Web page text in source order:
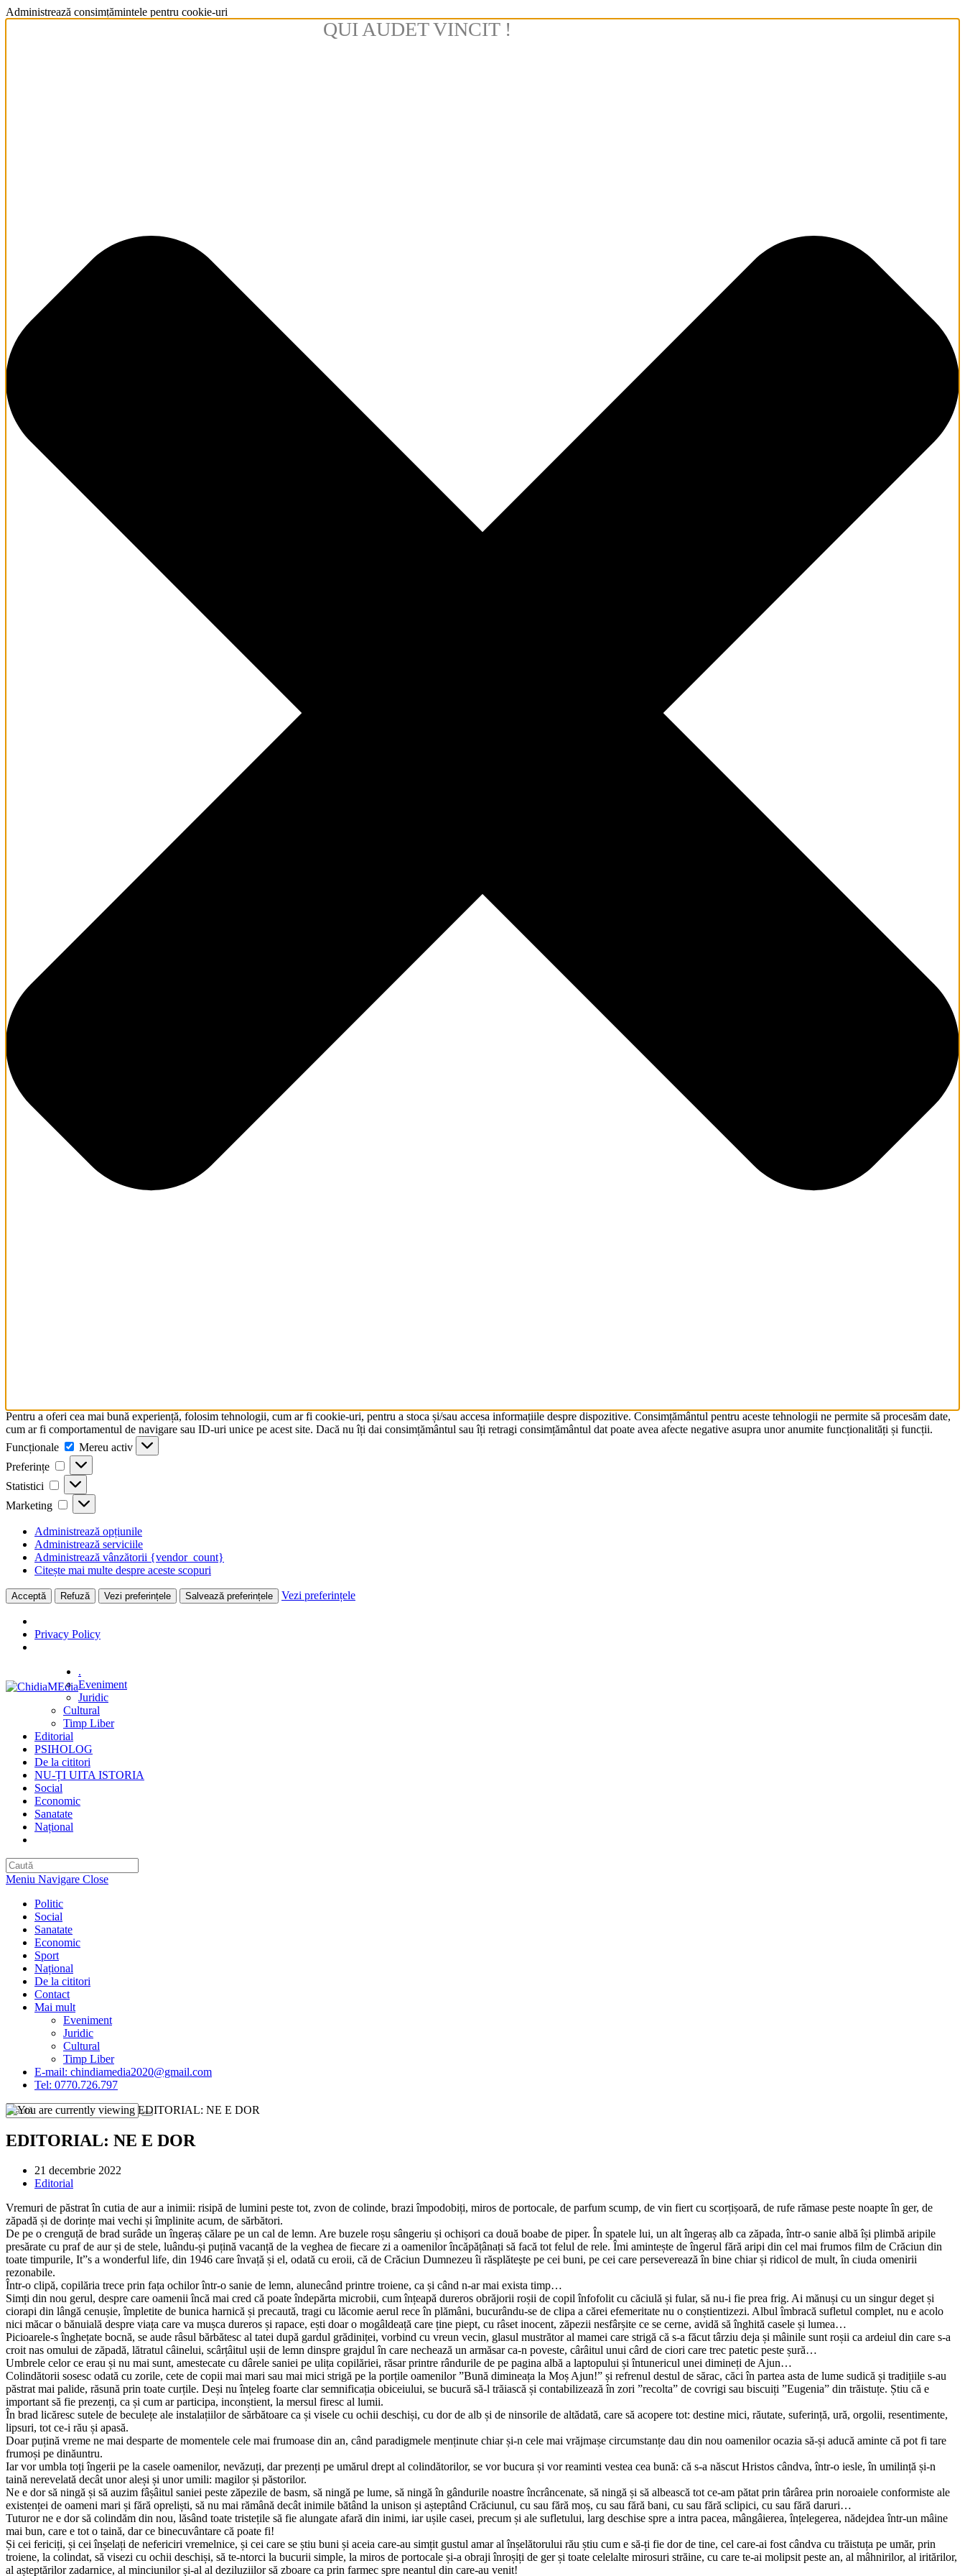
Administrează consimțămintele pentru cookie-uri
Pentru a oferi cea mai bună experiență, folosim tehnologii, cum ar fi cookie-uri, pentru a stoca și/sau accesa informațiile despre dispozitive. Consimțământul pentru aceste tehnologii ne permite să procesăm date,
cum ar fi comportamentul de navigare sau ID-uri unice pe acest site. Dacă nu îți dai consimțământul sau îți retragi consimțământul dat poate avea afecte negative asupra unor anumite funcționalități și funcții.
Funcționale
Funcționale
Mereu activ
Preferințe
Preferințe
Statistici Statistici
Marketing Marketing
Administrează opțiunile
Administrează serviciile
Administrează vânzătorii {vendor_count}
Citește mai multe despre aceste scopuri
Acceptă Refuză Vezi preferințele Salvează preferințele Vezi preferințele
Privacy Policy
to
QUI AUDET VINCIT !
.
Eveniment
Juridic
Cultural
Timp Liber
Editorial
PSIHOLOG
De la cititori
NU-ȚI UITA ISTORIA
Social
Economic
Sanatate
Național
Meniu Navigare Close
Politic
Social
Sanatate
Economic
Sport
Național
De la cititori
Contact
Mai mult
Eveniment
Juridic
Cultural
Timp Liber
E-mail: chindiamedia2020@gmail.com
Tel: 0770.726.797
EDITORIAL: NE E DOR
Post
published:
21 decembrie 2022
Post
Editorial
Vremuri de păstrat în cutia de aur a inimii: risipă de lumini peste tot, zvon de colinde, brazi împodobiți, miros de portocale, de parfum scump, de vin fiert cu scorțișoară, de rufe rămase peste noapte în ger, de
zăpadă și de dorințe mai vechi și împlinite acum, de sărbători.
De pe o crenguță de brad surâde un îngeraș călare pe un cal de lemn. Are buzele roșu sângeriu și ochișori ca două boabe de piper. În spatele lui, un alt îngeraș alb ca zăpada, într-o sanie albă își plimbă aripile
presărate cu praf de aur și de stele, luându-și puțină vacanță de la veghea de fiecare zi a oamenilor încăpățânați să facă tot felul de rele. Îmi amintește de îngerul fără aripi din cel mai frumos film de Crăciun din
toate timpurile, It”s a wonderful life, din 1946 care învață și el, odată cu eroii, că de Crăciun Dumnezeu îi răsplăteşte pe cei buni, pe cei care perseverează în bine chiar și ridicol de mult, în ciuda omenirii
rezonabile.
Într-o clipă, copilăria trece prin fața ochilor într-o sanie de lemn, alunecând printre troiene, ca și când n-ar mai exista timp…
Simți din nou gerul, despre care oamenii încă mai cred că poate îndepărta microbii, cum înțeapă dureros obrăjorii roșii de copil înfofolit cu căciulă și fular, să nu-i fie prea frig. Ai mănuși cu un singur deget și
ciorapi din lângă cenușie, împletite de bunica harnică și precaută, tragi cu lăcomie aerul rece în plămâni, bucurându-se de clipa a cărei efemeritate nu o conștientizezi. Albul îmbracă sufletul complet, nu e acolo
nici măcar o bănuială despre viața care va mușca dureros și rapace, ești doar o mogâldeață care ține piept, cu râset inocent, zăpezii nesfârșite ce se cerne, avidă să înghită casele și lumea…
Picioarele-s înghețate bocnă, se aude râsul bărbătesc al tatei după gardul grădiniței, vorbind cu vreun vecin, glasul mustrător al mamei care strigă că s-a făcut târziu deja și mâinile sunt roșii ca ardeiul din care s-a
croit nas omului de zăpadă, lătratul câinelui, scârțâitul ușii de lemn dinspre grajdul în care nechează un armăsar ca-n poveste, cârâitul unui cârd de ciori care trec patetic peste șură…
Umbrele celor ce erau și nu mai sunt, amestecate cu dârele saniei pe ulița copilăriei, răsar printre rândurile de pe pagina albă a laptopului și întunericul unei dimineți de Ajun…
Colindătorii sosesc odată cu zorile, cete de copii mai mari sau mai mici strigă pe la porțile oamenilor ”Bună dimineața la Moș Ajun!” și refrenul destul de sărac, căci în partea asta de lume sudică și tradițiile s-au
păstrat mai palide, răsună prin toate curțile. Deși nu înțeleg foarte clar semnificația obiceiului, se bucură să-l trăiască și contabilizează în zori ”recolta” de covrigi sau biscuiți ”Eugenia” din trăistuțe. Știu că e
important să fie prezenți, ca și cum ar participa, inconștient, la mersul firesc al lumii.
În brad licăresc sutele de beculețe ale instalațiilor de sărbătoare ca și visele cu ochii deschiși, cu dor de alb și de ninsorile de altădată, care să acopere tot: destine mici, răutate, suferință, ură, orgolii, resentimente,
lipsuri, tot ce-i rău și apasă.
Doar puțină vreme ne mai desparte de momentele cele mai frumoase din an, când paradigmele menținute chiar și-n cele mai vrăjmașe circumstanțe dau din nou oamenilor ocazia să-și aducă aminte că pot fi tare
frumoși pe dinăuntru.
Iar vor umbla toți îngerii pe la casele oamenilor, nevăzuți, dar prezenți pe umărul drept al colindătorilor, se vor bucura și vor reaminti vestea cea bună: că s-a născut Hristos cândva, într-o iesle, în umilință și-n
taină nerevelată decât unor aleși și unor umili: magilor și păstorilor.
Ne e dor să ningă și să auzim fâșâitul saniei peste zăpezile de basm, să ningă pe lume, să ningă în gândurile noastre încrâncenate, să ningă și să albească tot ce-am pătat prin târârea prin noroaiele conformiste ale
existenței de oameni mari și fără opreliști, să nu mai rămână decât inimile bătând la unison și așteptând Crăciunul, cu sau fără moș, cu sau fără bani, cu sau fără sclipici, cu sau fără daruri…
Tuturor ne e dor să colindăm din nou, lăsând toate tristețile să fie alungate afară din inimi, iar ușile casei, precum și ale sufletului, larg deschise spre a intra pacea, mângâierea, înțelegerea, nădejdea într-un mâine
mai bun, care e tot o taină, dar ce binecuvântare că poate fi!
Și cei fericiți, și cei înșelați de nefericiri vremelnice, și cei care se știu buni și aceia care-au simțit gustul amar al înșelătorului rău știu cum e să-ți fie dor de tine, cel care-ai fost cândva cu trăistuța pe umăr, prin
troiene, la colindat, să visezi cu ochii deschiși, să te-ntorci la bucurii simple, la miros de portocale și-a obraji înroșiți de ger și toate celelalte mirosuri străine, cu care te-ai molipsit peste an, al mâhnirilor, al iritărilor,
al așteptărilor zadarnice, al minciunilor și-al al deziluziilor să zboare ca prin farmec spre neantul din care-au venit!